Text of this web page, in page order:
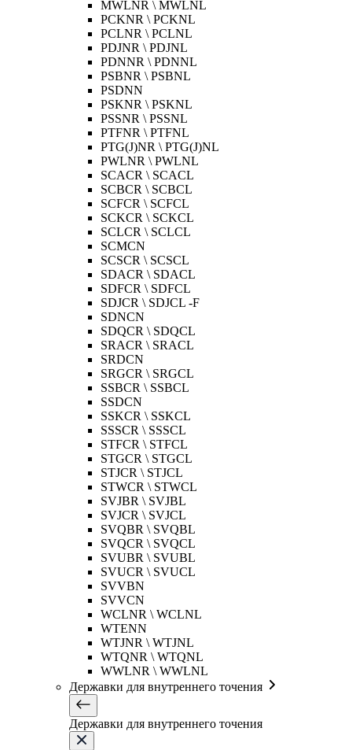
MWLNR \ MWLNL
PCKNR \ PCKNL
PCLNR \ PCLNL
PDJNR \ PDJNL
PDNNR \ PDNNL
PSBNR \ PSBNL
PSDNN
PSKNR \ PSKNL
PSSNR \ PSSNL
PTFNR \ PTFNL
PTG(J)NR \ PTG(J)NL
PWLNR \ PWLNL
SCACR \ SCACL
SCBCR \ SCBCL
SCFCR \ SCFCL
SCKCR \ SCKCL
SCLCR \ SCLCL
SCMCN
SCSCR \ SCSCL
SDACR \ SDACL
SDFCR \ SDFCL
SDJCR \ SDJCL -F
SDNCN
SDQCR \ SDQCL
SRACR \ SRACL
SRDCN
SRGCR \ SRGCL
SSBCR \ SSBCL
SSDCN
SSKCR \ SSKCL
SSSCR \ SSSCL
STFCR \ STFCL
STGCR \ STGCL
STJCR \ STJCL
STWCR \ STWCL
SVJBR \ SVJBL
SVJCR \ SVJCL
SVQBR \ SVQBL
SVQCR \ SVQCL
SVUBR \ SVUBL
SVUCR \ SVUCL
SVVBN
SVVCN
WCLNR \ WCLNL
WTENN
WTJNR \ WTJNL
WTQNR \ WTQNL
WWLNR \ WWLNL
Державки для внутреннего точения
Державки для внутреннего точения